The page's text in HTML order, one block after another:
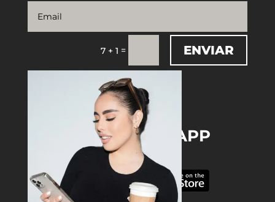
7 + 1 = ENVIAR
DOWNLOAD THE APP